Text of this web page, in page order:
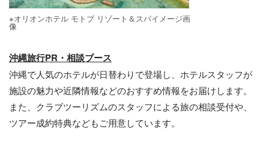
※オリオンホテル モトブ リゾート＆スパイメージ画
像
沖縄旅行PR・相談ブース
沖縄で人気のホテルが日替わりで登場し、ホテルスタッフが
施設の魅力や近隣情報などのおすすめ情報をお届けします。
また、クラブツーリズムのスタッフによる旅の相談受付や、
ツアー成約特典などもご用意しています。